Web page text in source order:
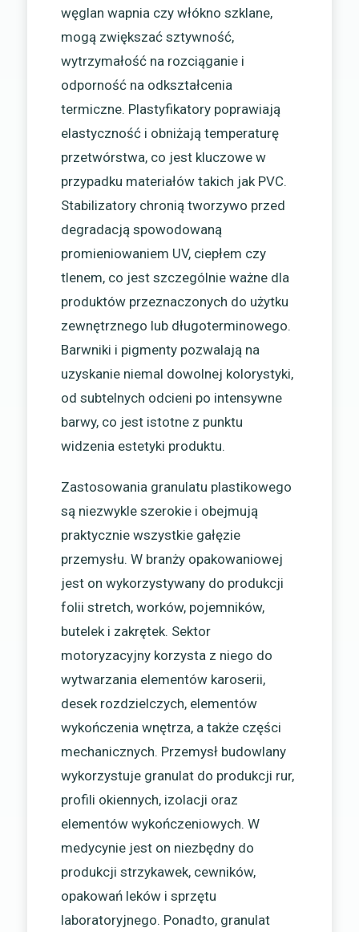
węglan wapnia czy włókno szklane,
mogą zwiększać sztywność,
wytrzymałość na rozciąganie i
odporność na odkształcenia
termiczne. Plastyfikatory poprawiają
elastyczność i obniżają temperaturę
przetwórstwa, co jest kluczowe w
przypadku materiałów takich jak PVC.
Stabilizatory chronią tworzywo przed
degradacją spowodowaną
promieniowaniem UV, ciepłem czy
tlenem, co jest szczególnie ważne dla
produktów przeznaczonych do użytku
zewnętrznego lub długoterminowego.
Barwniki i pigmenty pozwalają na
uzyskanie niemal dowolnej kolorystyki,
od subtelnych odcieni po intensywne
barwy, co jest istotne z punktu
widzenia estetyki produktu.
Zastosowania granulatu plastikowego
są niezwykle szerokie i obejmują
praktycznie wszystkie gałęzie
przemysłu. W branży opakowaniowej
jest on wykorzystywany do produkcji
folii stretch, worków, pojemników,
butelek i zakrętek. Sektor
motoryzacyjny korzysta z niego do
wytwarzania elementów karoserii,
desek rozdzielczych, elementów
wykończenia wnętrza, a także części
mechanicznych. Przemysł budowlany
wykorzystuje granulat do produkcji rur,
profili okiennych, izolacji oraz
elementów wykończeniowych. W
medycynie jest on niezbędny do
produkcji strzykawek, cewników,
opakowań leków i sprzętu
laboratoryjnego. Ponadto, granulat